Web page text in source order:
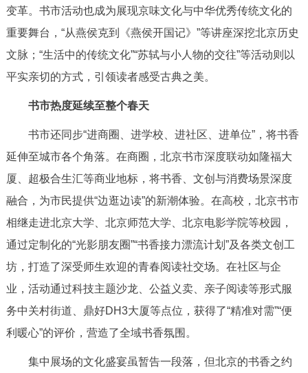
变革。书市活动也成为展现京味文化与中华优秀传统文化的
重要舞台，“从燕侯克到《燕侯开国记》”等讲座深挖北京历史
文脉；“生活中的传统文化”“苏轼与小人物的交往”等活动则以
平实亲切的方式，引领读者感受古典之美。
书市热度延续至整个春天
书市还同步“进商圈、进学校、进社区、进单位”，将书香
延伸至城市各个角落。在商圈，北京书市深度联动如隆福大
厦、超极合生汇等商业地标，将书香、文创与消费场景深度
融合，为市民提供“边逛边读”的新潮体验。在高校，北京书市
相继走进北京大学、北京师范大学、北京电影学院等校园，
通过定制化的“光影朋友圈”“书香接力漂流计划”及各类文创工
坊，打造了深受师生欢迎的青春阅读社交场。在社区与企
业，活动通过科技主题沙龙、公益义卖、亲子阅读等形式服
务中关村街道、鼎好DH3大厦等点位，获得了“精准对需”“便
利暖心”的评价，营造了全域书香氛围。
集中展场的文化盛宴虽暂告一段落，但北京的书香之约